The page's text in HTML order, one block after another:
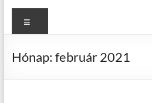
Hónap: február 2021